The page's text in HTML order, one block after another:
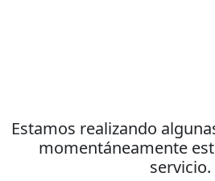
Estamos realizando
momentáneamente
servicio.